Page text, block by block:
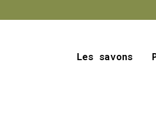
Les savons